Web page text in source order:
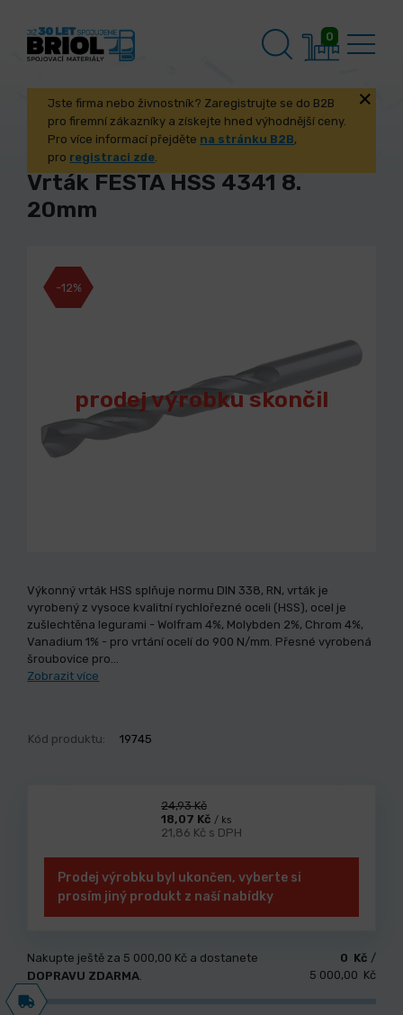
0
Jste firma nebo živnostník? Zaregistrujte se do B2B
pro firemní zákazníky a získejte hned výhodnější ceny.
Pro více informací přejděte na stránku B2B,
pro registraci zde.
Vrták FESTA HSS 4341 8.
20mm
prodej výrobku skončil
-12%
Výkonný vrták HSS splňuje normu DIN 338, RN, vrták je
vyrobený z vysoce kvalitní rychlořezné oceli (HSS), ocel je
zušlechtěna legurami - Wolfram 4%, Molybden 2%, Chrom 4%,
Vanadium 1% - pro vrtání ocelí do 900 N/mm. Přesné vyrobená
šroubovice pro…
Zobrazit více
Kód produktu: 19745
24,93 Kč
18,07 Kč / ks
21,86 Kč s DPH
Prodej výrobku byl ukončen, vyberte si
prosím jiný produkt z naší nabídky
Nakupte ještě za 5 000,00 Kč a dostanete
DOPRAVU ZDARMA.
0 Kč /
5 000,00 Kč